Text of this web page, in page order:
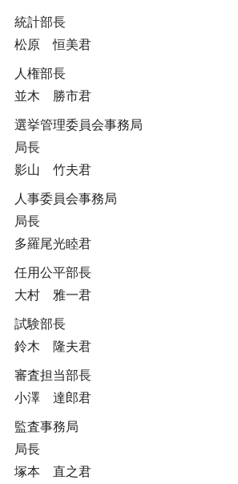
統計部長
松原 恒美君
人権部長
並木 勝市君
選挙管理委員会事務局
局長
影山 竹夫君
人事委員会事務局
局長
多羅尾光睦君
任用公平部長
大村 雅一君
試験部長
鈴木 隆夫君
審査担当部長
小澤 達郎君
監査事務局
局長
塚本 直之君